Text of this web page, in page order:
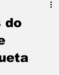
do